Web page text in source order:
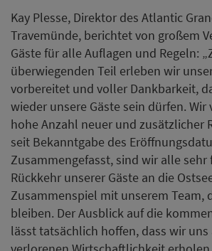
Kay Plesse, Direktor des Atlantic
Travemünde, berichtet von großem
Gäste für alle Auflagen und Regeln:
überwiegenden Teil erleben wir
vorbereitet und voller Dankbarkeit,
wieder unsere Gäste sein dürfen. Wir
hohe Anzahl neuer und zusätzlicher
seit Bekanntgabe des
Zusammengefasst, sind wir alle sehr
Rückkehr unserer Gäste an die
Zusammenspiel mit unserem Team,
bleiben. Der Ausblick auf die
lässt tatsächlich hoffen, dass wir